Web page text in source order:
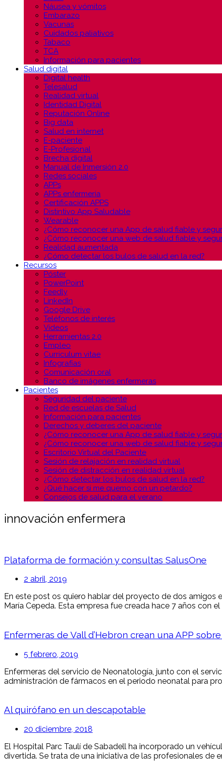
Náusea y vómitos
Embarazo
Vacunas
Cuidados paliativos
Tabaco
TCA
Información para pacientes
Salud digital
Digital health
Telesalud
Realidad virtual
Identidad Digital
Reputación Online
Big data
Salud en internet
E-paciente
E-Profesional
Brecha digital
Manual de Inmersión 2.0
Redes sociales
APPs
APPs enfermería
Certificación APPS
Distintivo App Saludable
Wearable
¿Cómo reconocer una App de salud fiable y
¿Cómo reconocer una web de salud fiable y
Realidad aumentada
¿Cómo detectar los bulos de salud en la red?
Recursos
Póster
PowerPoint
Feedly
LinkedIn
Google Drive
Teléfonos de interés
Vídeos
Herramientas 2.0
Empleo
Curriculum vitae
Infografías
Comunicación oral
Banco de imágenes enfermeras
Pacientes
Seguridad del paciente
Red de escuelas de Salud
Información para pacientes
Derechos y deberes del paciente
¿Cómo reconocer una App de salud fiable y
¿Cómo reconocer una web de salud fiable y
Escritorio Virtual del Paciente
Sesión de relajación en realidad virtual
Sesión de distracción en realidad virtual
¿Cómo detectar los bulos de salud en la red?
¿Qué hacer si me quemo con un petardo?
Consejos de salud para el verano
innovación enfermera
Plataforma de formación y consultas SalusOne
2 abril, 2019
En este post os quiero hablar del proyecto de dos amigos
María Cepeda. Esta empresa fue creada hace 7 años con
Enfermeras de Vall d’Hebron crean una APP
5 febrero, 2019
Enfermeras del servicio de Neonatología, junto con el
administración de fármacos en el periodo neonatal para
Al quirófano en un descapotable
20 diciembre, 2018
El Hospital Parc Taulí de Sabadell ha incorporado un
divertida. Se trata de una iniciativa de las profesionales de